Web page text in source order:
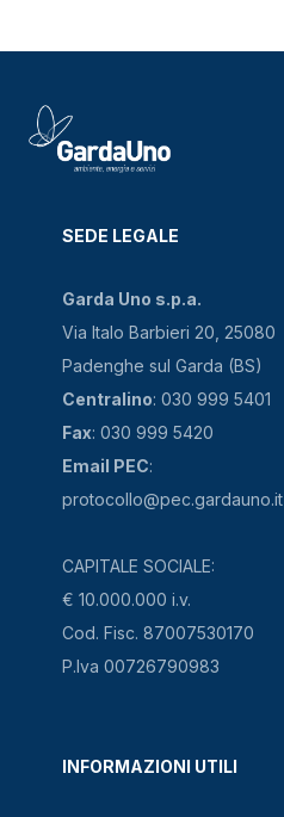
SEDE LEGALE
Garda Uno s.p.a.
Via Italo Barbieri 20, 25080
Padenghe sul Garda (BS)
Centralino: 030 999 5401
Fax: 030 999 5420
Email PEC:
protocollo@pec.gardauno.it
CAPITALE SOCIALE:
€ 10.000.000 i.v.
Cod. Fisc. 87007530170
P.Iva 00726790983
INFORMAZIONI UTILI